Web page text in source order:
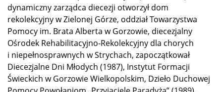
dynamiczny zarządca diecezji otworzył dom
rekolekcyjny w Zielonej Górze, oddział Towarzystwa
Pomocy im. Brata Alberta w Gorzowie, diecezjalny
Ośrodek Rehabilitacyjno-Rekolekcyjny dla chorych
i niepełnosprawnych w Strychach, zapoczątkował
Diecezjalne Dni Młodych (1987), Instytut Formacji
Świeckich w Gorzowie Wielkopolskim, Dzieło Duchowej